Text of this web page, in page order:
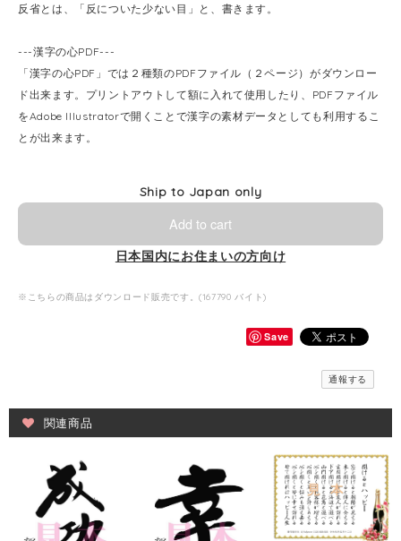
反省とは、「反についた少ない目」と、書きます。
---漢字の心PDF---
「漢字の心PDF」では２種類のPDFファイル（２ページ）がダウンロー
ド出来ます。プリントアウトして額に入れて使用したり、PDFファイル
をAdobe Illustratorで開くことで漢字の素材データとしても利用するこ
とが出来ます。
Ship to Japan only
Add to cart
日本国内にお住まいの方向け
※こちらの商品はダウンロード販売です。(167790 バイト)
Save
通報する
関連商品